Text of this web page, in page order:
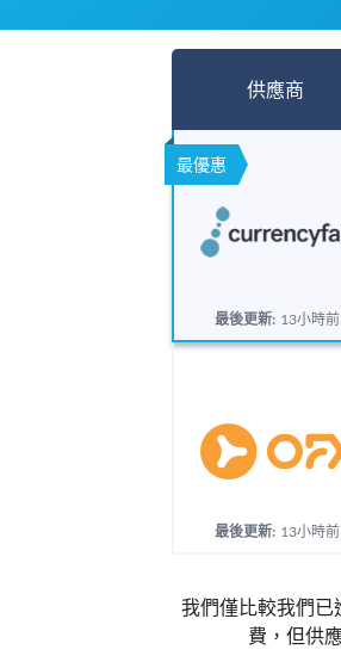
供應商
最優惠
最後更新: 13小時前
最後更新: 13小時前
我們僅比較我們已
費，但供